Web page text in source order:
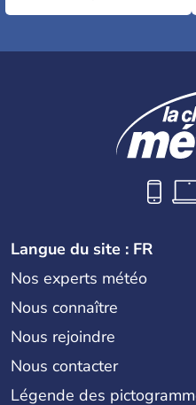
Langue du site : FR
Nos experts météo
Nous connaître
Nous rejoindre
Nous contacter
Légende des